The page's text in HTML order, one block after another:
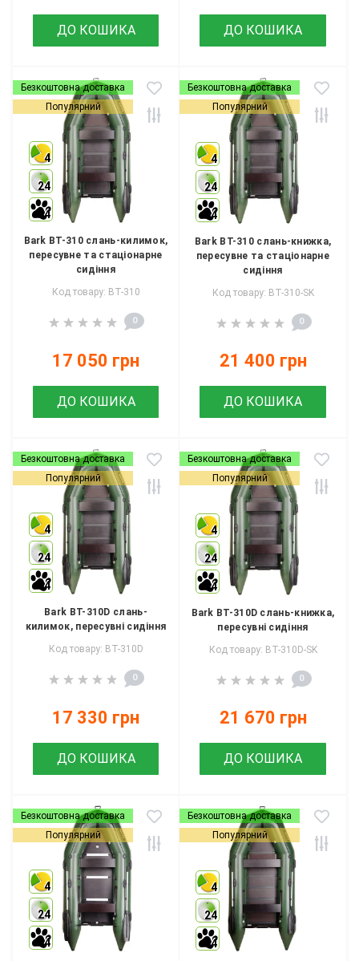
ДО КОШИКА ДО КОШИКА
Безкоштовна доставка
Популярний
4
24
4
Bark BT-310 слань-килимок,
пересувне та стаціонарне
сидіння
Код товару: BT-310
0
17 050 грн
ДО КОШИКА
Безкоштовна доставка
Популярний
4
24
4
Bark BT-310 слань-книжка,
пересувне та стаціонарне
сидіння
Код товару: BT-310-SK
0
21 400 грн
ДО КОШИКА
Безкоштовна доставка
Популярний
4
24
4
Bark BT-310D слань-
килимок, пересувні сидіння
Код товару: BT-310D
0
17 330 грн
ДО КОШИКА
Безкоштовна доставка
Популярний
4
24
4
Bark BT-310D слань-книжка,
пересувні сидіння
Код товару: BT-310D-SK
0
21 670 грн
ДО КОШИКА
Безкоштовна доставка
Популярний
4
24
4
Безкоштовна доставка
Популярний
4
24
4